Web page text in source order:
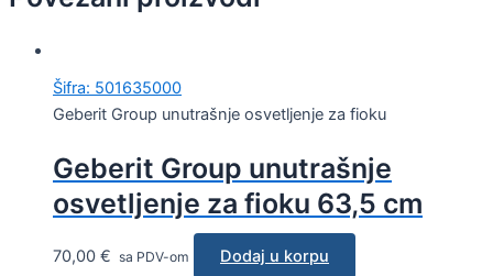
Šifra: 501635000
Geberit Group unutrašnje osvetljenje za fioku
Geberit Group unutrašnje
osvetljenje za fioku 63,5 cm
70,00 € sa PDV-om Dodaj u korpu